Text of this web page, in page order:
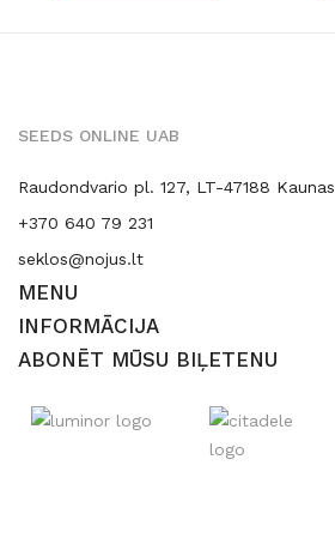
SEEDS ONLINE UAB
Raudondvario pl. 127, LT-47188 Kaunas
+370 640 79 231
seklos@nojus.lt
MENU
INFORMĀCIJA
ABONĒT MŪSU BIĻETENU